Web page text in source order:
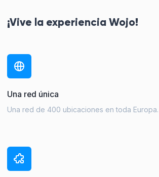
¡Vive la experiencia Wojo!
Una red única
Una red de 400 ubicaciones en toda Europa.